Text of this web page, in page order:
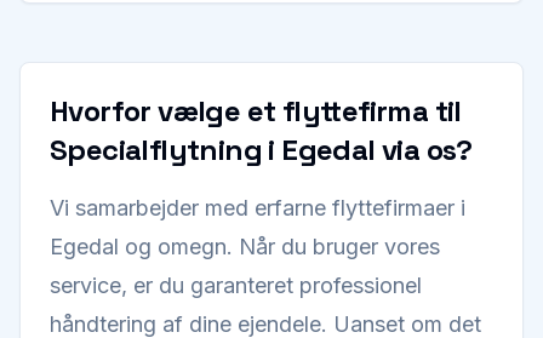
Hvorfor vælge et flyttefirma til
Specialflytning i Egedal via os?
Vi samarbejder med erfarne flyttefirmaer i
Egedal og omegn. Når du bruger vores
service, er du garanteret professionel
håndtering af dine ejendele. Uanset om det